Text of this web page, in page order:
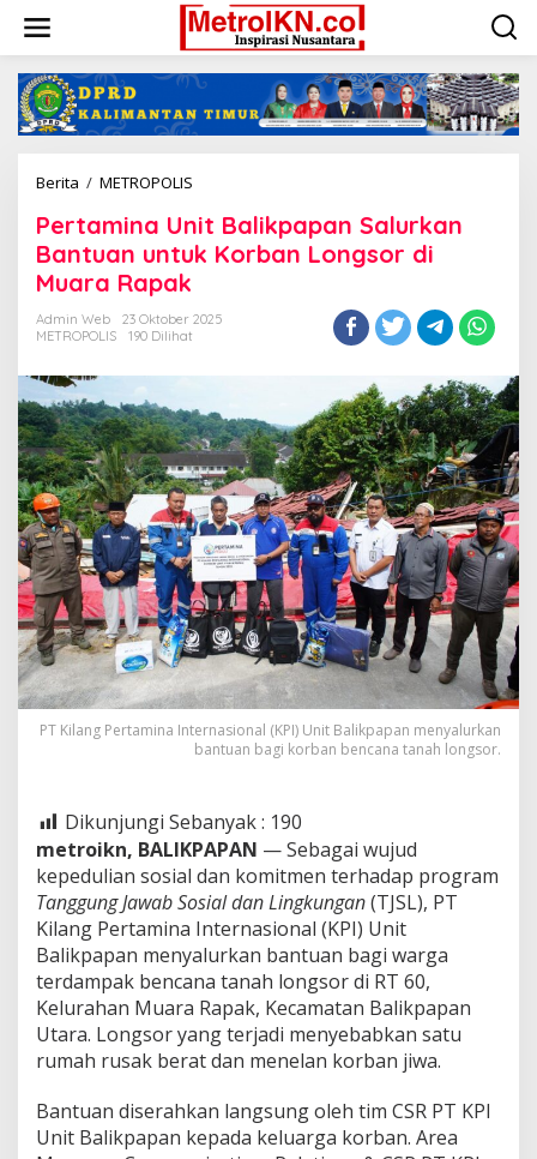
konten
Berita / METROPOLIS
Balikpapan
Salurkan
Bantuan
Korban
Muara
Pertamina Unit Balikpapan Salurkan
Bantuan untuk Korban Longsor di
Muara Rapak
Admin Web
23 Oktober 2025
METROPOLIS
190 Dilihat
PT Kilang Pertamina Internasional (KPI) Unit Balikpapan menyalurkan
bantuan bagi korban bencana tanah longsor.
Dikunjungi Sebanyak : 190
metroikn, BALIKPAPAN — Sebagai wujud
kepedulian sosial dan komitmen terhadap program
Tanggung Jawab Sosial dan Lingkungan(TJSL), PT
Kilang Pertamina Internasional (KPI) Unit
Balikpapan menyalurkan bantuan bagi warga
terdampak bencana tanah longsor di RT 60,
Kelurahan Muara Rapak, Kecamatan Balikpapan
Utara. Longsor yang terjadi menyebabkan satu
rumah rusak berat dan menelan korban jiwa.
Bantuan diserahkan langsung oleh tim CSR PT KPI
Unit Balikpapan kepada keluarga korban. Area